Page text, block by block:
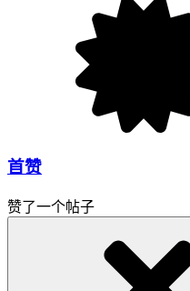
首赞
赞了一个帖子